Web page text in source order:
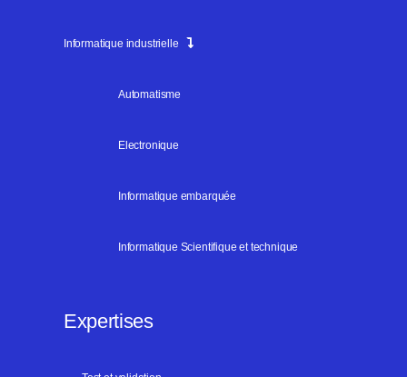
Informatique industrielle
Automatisme
Electronique
Informatique embarquée
Informatique Scientifique et technique
Expertises